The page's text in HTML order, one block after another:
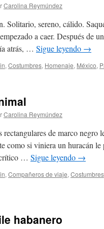
Carolina Reymúndez
Solitario, sereno, cálido.
a caer. Después de
atrás, … Sigue leyendo →
, Costumbres, Homenaje, México,
Carolina Reymúndez
rectangulares de marco
como si viniera un huracán
… Sigue leyendo →
, Compañeros de viaje, Costumbres
habanero